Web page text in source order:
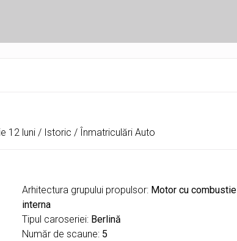
12 luni / Istoric / Înmatriculări Auto
Arhitectura grupului propulsor: Motor cu combustie
interna
Tipul caroseriei: Berlină
Număr de scaune: 5